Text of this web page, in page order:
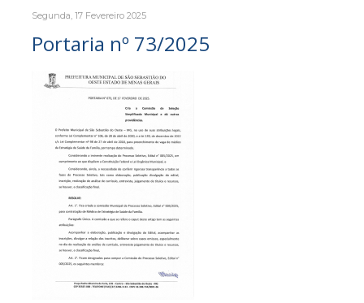
Segunda, 17 Fevereiro 2025
Portaria nº 73/2025